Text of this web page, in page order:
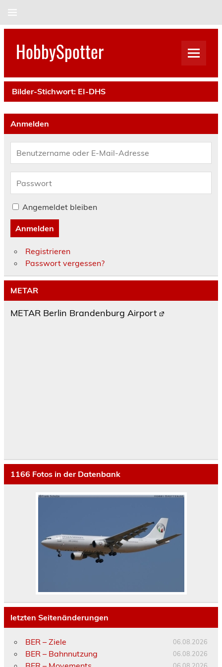
HobbySpotter
Bilder-Stichwort: EI-DHS
Anmelden
Angemeldet bleiben
Anmelden
Registrieren
Passwort vergessen?
METAR
METAR Berlin Brandenburg Airport
1166 Fotos in der Datenbank
letzten Seitenänderungen
BER – Ziele 06.08.2026
BER – Bahnnutzung 06.08.2026
06.08.2026